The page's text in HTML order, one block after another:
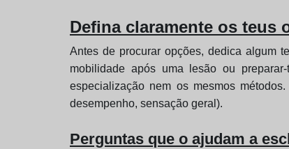
Defina claramente os teus
Antes de procurar opções, dedica algum
mobilidade após uma lesão ou
especialização nem os mesmos
desempenho, sensação geral).
Perguntas que o ajudam a